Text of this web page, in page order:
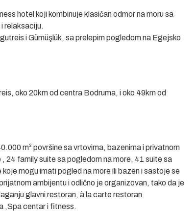
hotel koji kombinuje klasičan odmor na moru sa
relaksaciju.
i Gümüşlük, sa prelepim pogledom na Egejsko
oko 20km od centra Bodruma, i oko 49km od
m² površine sa vrtovima, bazenima i privatnom
24 family suite sa pogledom na more, 41 suite sa
mogu imati pogled na more ili bazen i sastoje se
ambijentu i odlično je organizovan, tako da je
glavni restoran, à la carte restoran
,Spa centar i fitness.